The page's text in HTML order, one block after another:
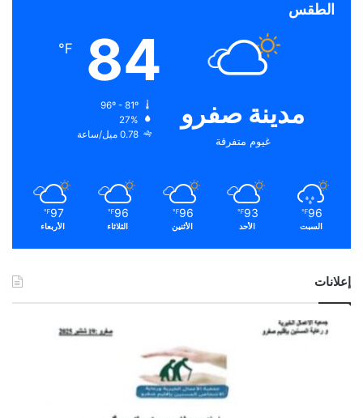
الطقس
مدينة صفرو
غيوم متفرقة
84
℉
27%
0.78 ميل/ساعة
96
℉
السبت
93
℉
الأحد
96
℉
الأثنين
96
℉
الثلاثاء
97
℉
الأربعاء
إعلانات